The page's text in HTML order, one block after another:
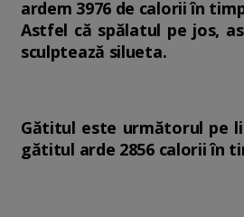
ardem 3976 de calorii în
Astfel că spălatul pe jos,
sculptează silueta.
Gătitul este următorul pe
gătitul arde 2856 calorii în